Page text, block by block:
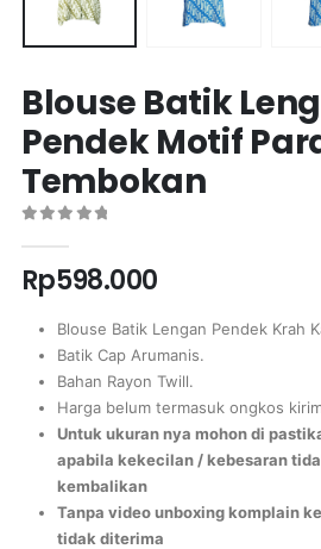
Blouse Batik
Pendek Motif
Tembokan
Rp598.000
Blouse Batik Lengan Pendek Krah
Batik Cap Arumanis.
Bahan Rayon Twill.
Harga belum termasuk ongkos
Untuk ukuran nya mohon di
apabila kekecilan / kebesaran
kembalikan
Tanpa video unboxing komplain
tidak diterima